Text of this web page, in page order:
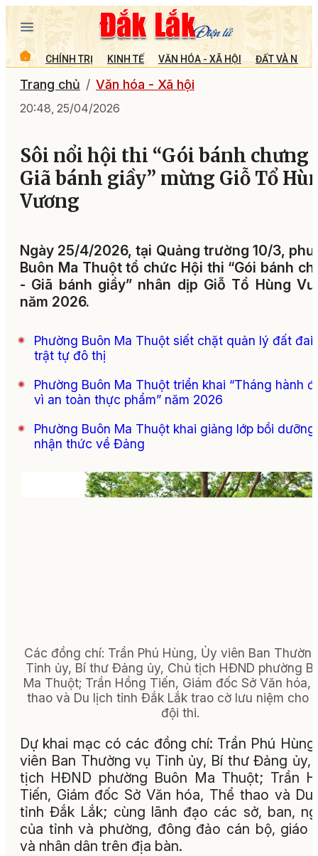
CHÍNH TRỊ KINH TẾ VĂN HÓA - XÃ HỘI ĐẤT VÀ
Trang chủ Văn hóa - Xã hội
20:48, 25/04/2026
Sôi nổi hội thi “Gói bánh chưng
Giã bánh giầy” mừng Giỗ Tổ
Vương
Ngày 25/4/2026, tại Quảng trường 10/3,
Buôn Ma Thuột tổ chức Hội thi “Gói bánh
- Giã bánh giầy” nhân dịp Giỗ Tổ Hùng
năm 2026.
Phường Buôn Ma Thuột siết chặt quản lý đất đai,
trật tự đô thị
Phường Buôn Ma Thuột triển khai “Tháng hành
vì an toàn thực phẩm” năm 2026
Phường Buôn Ma Thuột khai giảng lớp bồi dưỡng
nhận thức về Đảng
Các đồng chí: Trần Phú Hùng, Ủy viên Ban
Tỉnh ủy, Bí thư Đảng ủy, Chủ tịch HĐND phường
Ma Thuột; Trần Hồng Tiến, Giám đốc Sở Văn hóa,
thao và Du lịch tỉnh Đắk Lắk trao cờ lưu niệm cho
đội thi.
Dự khai mạc có các đồng chí: Trần Phú
viên Ban Thường vụ Tỉnh ủy, Bí thư Đảng ủy,
tịch HĐND phường Buôn Ma Thuột; Trần
Tiến, Giám đốc Sở Văn hóa, Thể thao và Du
tỉnh Đắk Lắk; cùng lãnh đạo các sở, ban,
của tỉnh và phường, đông đảo cán bộ, giáo
và nhân dân trên địa bàn.